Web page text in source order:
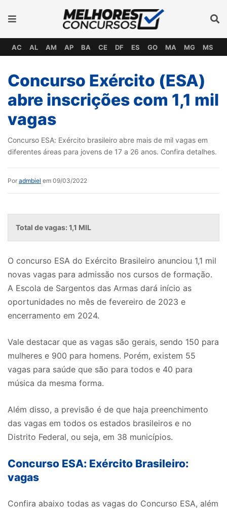
AC AL AM AP BA CE DF ES GO MA MG MS
Concurso Exército (ESA)
abre inscrições com 1,1 mil
vagas
Concurso ESA: Exército brasileiro abre mais de mil vagas em
diferentes áreas para jovens de 17 a 26 anos. Confira detalhes.
Por admbiel em 09/03/2022
Total de vagas: 1,1 MIL
O concurso ESA do Exército Brasileiro anunciou 1,1 mil
novas vagas para admissão nos cursos de formação.
A Escola de Sargentos das Armas dará início as
oportunidades no mês de fevereiro de 2023 e
encerramento em 2024.
Vale destacar que as vagas são gerais, sendo 150 para
mulheres e 900 para homens. Porém, existem 55
vagas para saúde que são para todos e 40 para
música da mesma forma.
Além disso, a previsão é de que haja preenchimento
das vagas em todos os estados brasileiros e no
Distrito Federal, ou seja, em 38 municípios.
Concurso ESA: Exército Brasileiro:
vagas
Confira abaixo todas as vagas do Concurso ESA, além